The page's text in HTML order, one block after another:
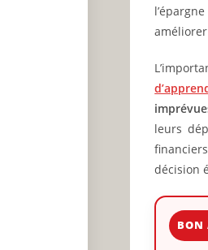
leurs
décision
BON